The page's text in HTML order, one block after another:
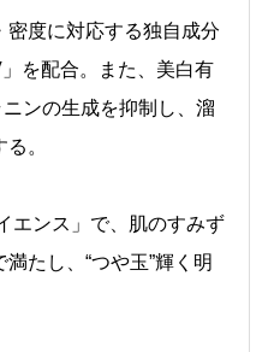
密度に対応する独自成分
を配合。また、美白有
ンの生成を抑制し、溜
。
エンス」で、肌のすみず
たし、“つや玉”輝く明